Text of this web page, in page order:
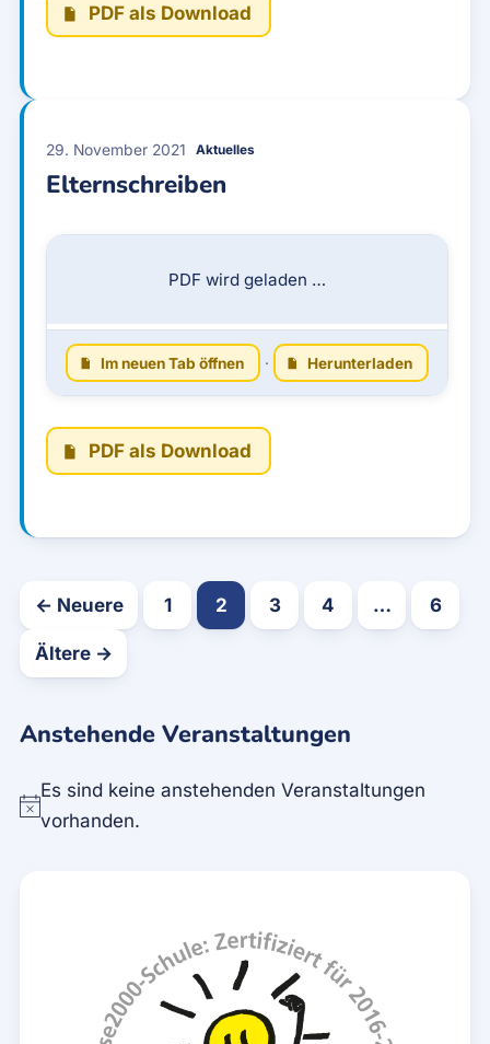
PDF als Download
29. November 2021 Aktuelles
Elternschreiben
PDF wird geladen …
Im neuen Tab öffnen · Herunterladen
PDF als Download
Seitennummerierung
← Neuere 1 2 3 4 … 6
Ältere →
Anstehende Veranstaltungen
Hinweis
Es sind keine anstehenden Veranstaltungen
vorhanden.